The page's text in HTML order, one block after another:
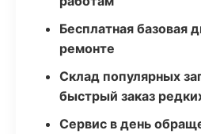
Бесплатная базовая
ремонте
Склад популярных
быстрый заказ
Сервис в день